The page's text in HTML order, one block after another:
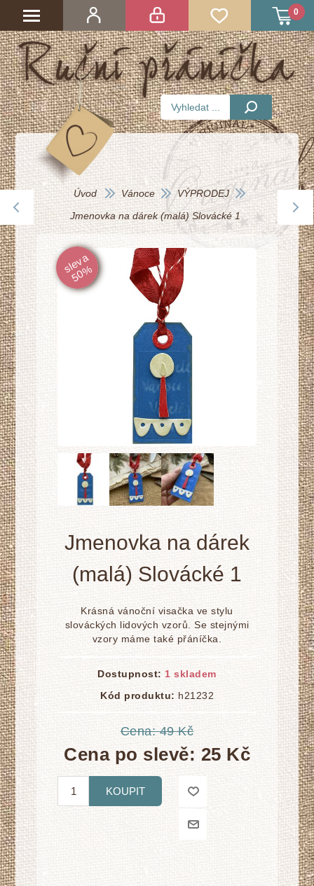
0
Úvod Vánoce
VÝPRODEJ
Jmenovka na dárek (malá) Slovácké 1
sl
e
v
a
5
0
%
Jmenovka na dárek
(malá) Slovácké 1
Krásná vánoční visačka ve stylu
slováckých lidových vzorů. Se stejnými
vzory máme také přáníčka.
Dostupnost: 1 skladem
Kód produktu: h21232
Cena: 49 Kč
Cena po slevě: 25 Kč
KOUPIT